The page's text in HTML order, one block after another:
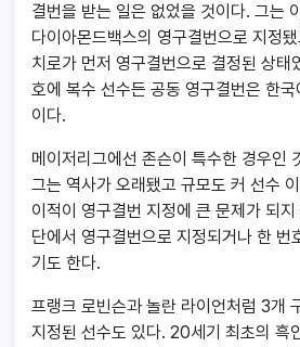
결번을 받는 일은 없었을 것이다. 그는
다이아몬드백스의 영구결번으로 지정
치로가 먼저 영구결번으로 결정된 상태
호에 복수 선수든 공동 영구결번은 한
이다.
메이저리그에선 존슨이 특수한 경우인
그는 역사가 오래됐고 규모도 커 선수
이적이 영구결번 지정에 큰 문제가 되
단에서 영구결번으로 지정되거나 한 번
기도 한다.
프랭크 로빈슨과 놀란 라이언처럼 3개
지정된 선수도 있다. 20세기 최초의 흑